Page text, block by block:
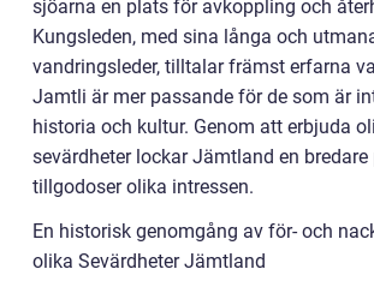
sjöarna en plats för avkoppling och
Kungsleden, med sina långa och
vandringsleder, tilltalar främst erfarna
Jamtli är mer passande för de som är
historia och kultur. Genom att erbjuda
sevärdheter lockar Jämtland en
tillgodoser olika intressen.
En historisk genomgång av för- och
olika Sevärdheter Jämtland